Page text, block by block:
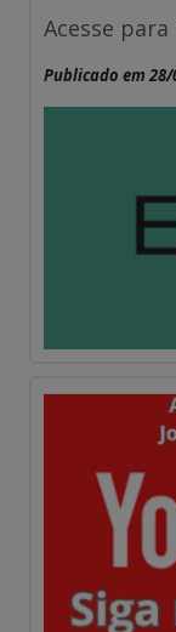
Acesse
Publicado em 28/